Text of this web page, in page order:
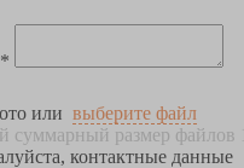
или выберите файл
суммарный размер файлов
контактные данные